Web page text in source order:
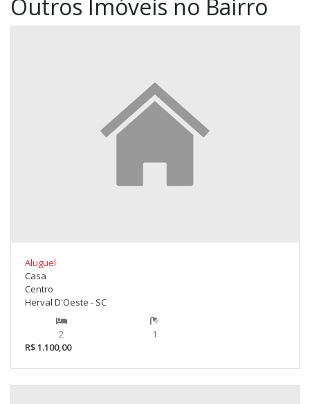
Outros Imóveis no Bairro
Aluguel
Casa
Centro
Herval D'Oeste - SC
2
1
R$ 1.100,00